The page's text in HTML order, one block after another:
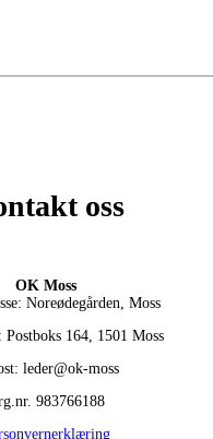
oss
OK Moss
Noreødegården, Moss
Postboks 164, 1501 Moss
leder@ok-moss
983766188